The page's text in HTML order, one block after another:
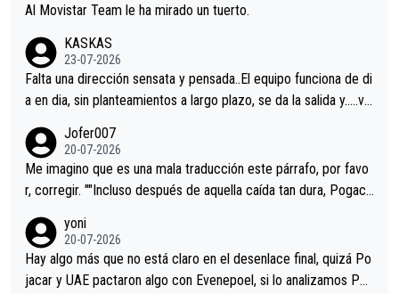
Al Movistar Team le ha mirado un tuerto.
KASKAS
23-07-2026
Falta una dirección sensata y pensada..El equipo funciona de di
a en dia, sin planteamientos a largo plazo, se da la salida y…..ve
Minguez, Velez etc etc.Me da pena vivir estos momentos tan
tristes sin victorias.
Jofer007
20-07-2026
Me imagino que es una mala traducción este párrafo, por favo
r, corregir. ""Incluso después de aquella caída tan dura, Pogaca
permaneció pegado a su rueda. Parecía increíble la forma en l
a que era capaz de controlar el miedo", recordó."
yoni
20-07-2026
Hay algo más que no está claro en el desenlace final, quizá Po
jacar y UAE pactaron algo con Evenepoel, si lo analizamos Poj